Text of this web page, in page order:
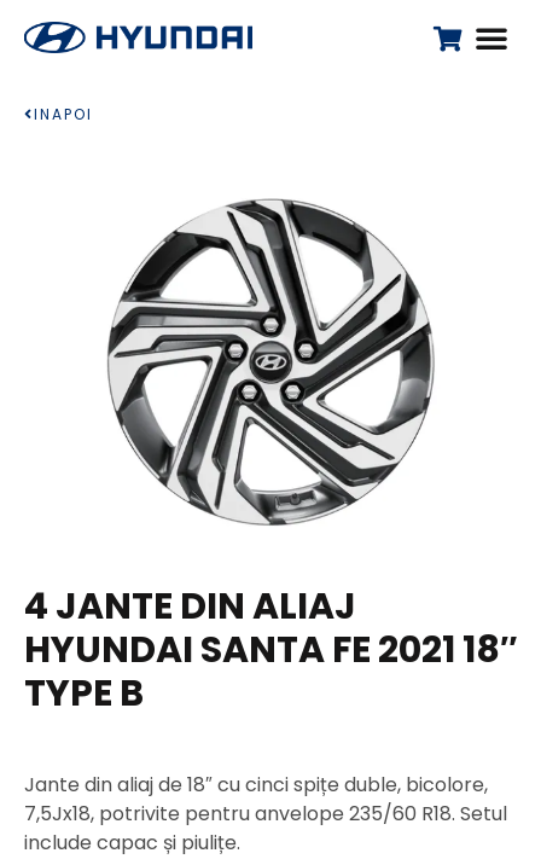
INAPOI
4 JANTE DIN ALIAJ
HYUNDAI SANTA FE 2021 18″
TYPE B
Jante din aliaj de 18″ cu cinci spițe duble, bicolore,
7,5Jx18, potrivite pentru anvelope 235/60 R18. Setul
include capac și piulițe.